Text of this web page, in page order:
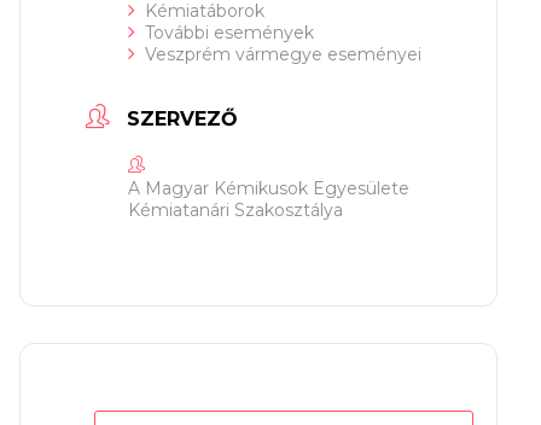
Kémiatáborok
További események
Veszprém vármegye eseményei
SZERVEZŐ
A Magyar Kémikusok Egyesülete
Kémiatanári Szakosztálya